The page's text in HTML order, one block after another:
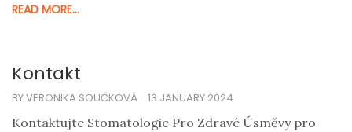
READ MORE...
Kontakt
BY VERONIKA SOUČKOVÁ 13 JANUARY 2024
Kontaktujte Stomatologie Pro Zdravé Úsměvy pro